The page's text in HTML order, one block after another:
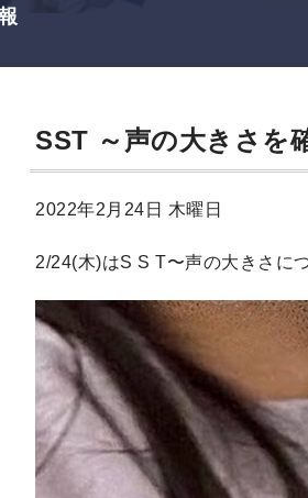
SST ～声の大きさを
2022年2月24日 木曜日
2/24(木)はS S T〜声の大きさに